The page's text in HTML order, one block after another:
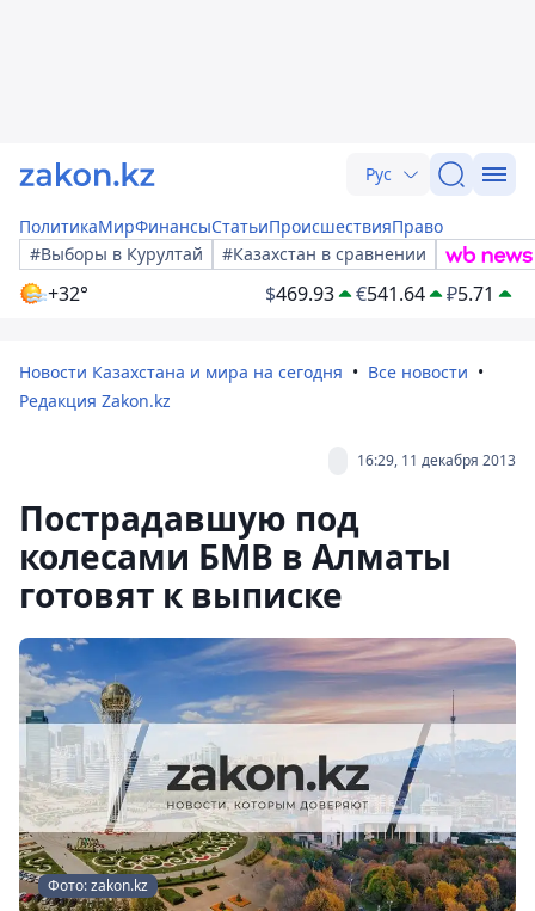
Рус
ПолитикаМирФинансыСтатьиПроисшествияПраво
#Выборы в Курултай
#Казахстан в сравнении
+32° $469.93 €541.64 ₽5.71
Новости Казахстана и мира на сегодня
Все новости
Редакция Zakon.kz
16:29, 11 декабря 2013
Пострадавшую под
колесами БМВ в Алматы
готовят к выписке
Фото: zakon.kz